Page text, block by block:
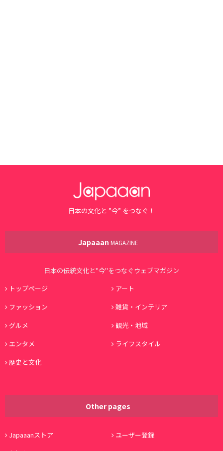
日本の文化と ”今” をつなぐ！
Japaaan MAGAZINE
日本の伝統文化と"今"をつなぐウェブマガジン
トップページ
アート
ファッション
雑貨・インテリア
グルメ
観光・地域
エンタメ
ライフスタイル
歴史と文化
Other pages
Japaaanストア
ユーザー登録